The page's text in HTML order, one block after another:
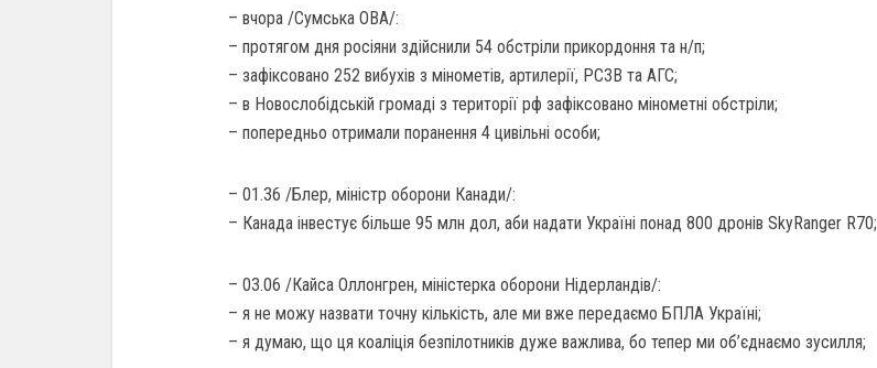
– вчора /Сумська ОВА/:
– протягом дня росіяни здійснили 54 обстріли прикордоння та н/п;
– зафіксовано 252 вибухів з мінометів, артилерії, РСЗВ та АГС;
– в Новослобідській громаді з території рф зафіксовано мінометні обстріли;
– попередньо отримали поранення 4 цивільні особи;
– 01.36 /Блер, міністр оборони Канади/:
– Канада інвестує більше 95 млн дол, аби надати Україні понад 800 дронів SkyRanger R70;
– 03.06 /Кайса Оллонгрен, міністерка оборони Нідерландів/:
– я не можу назвати точну кількість, але ми вже передаємо БПЛА Україні;
– я думаю, що ця коаліція безпілотників дуже важлива, бо тепер ми об’єднаємо зусилля;